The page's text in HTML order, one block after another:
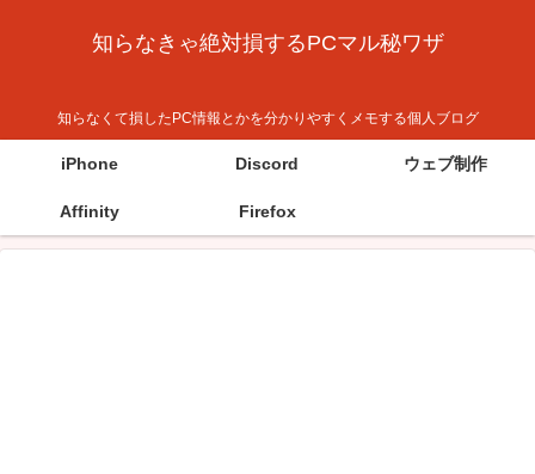
知らなきゃ絶対損するPCマル秘ワザ
知らなくて損したPC情報とかを分かりやすくメモする個人ブログ
iPhone Discord ウェブ制作
Affinity Firefox